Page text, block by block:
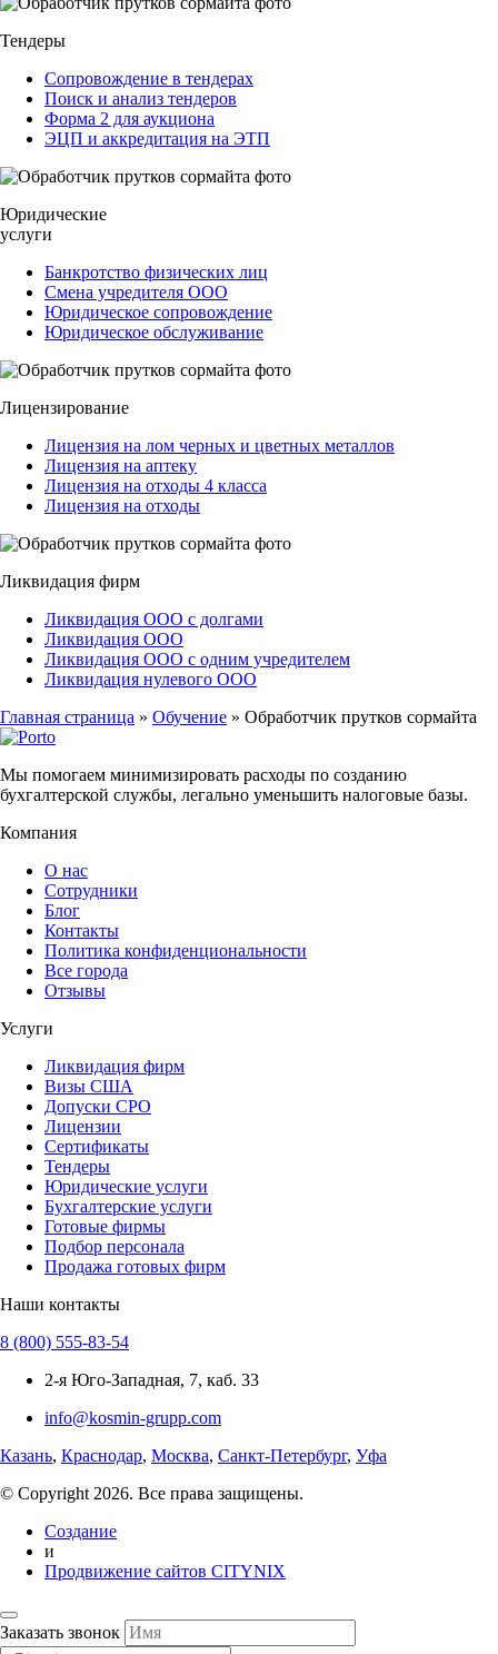
Тендеры
Сопровождение в тендерах
Поиск и анализ тендеров
Форма 2 для аукциона
ЭЦП и аккредитация на ЭТП
Юридические
услуги
Банкротство физических лиц
Смена учредителя ООО
Юридическое сопровождение
Юридическое обслуживание
Лицензирование
Лицензия на лом черных и цветных металлов
Лицензия на аптеку
Лицензия на отходы 4 класса
Лицензия на отходы
Ликвидация фирм
Ликвидация ООО с долгами
Ликвидация ООО
Ликвидация ООО с одним учредителем
Ликвидация нулевого ООО
Главная страница » Обучение » Обработчик прутков сормайта
Мы помогаем минимизировать расходы по созданию
бухгалтерской службы, легально уменьшить налоговые базы.
Компания
О нас
Сотрудники
Блог
Контакты
Политика конфиденциональности
Все города
Отзывы
Услуги
Ликвидация фирм
Визы США
Допуски СРО
Лицензии
Сертификаты
Тендеры
Юридические услуги
Бухгалтерские услуги
Готовые фирмы
Подбор персонала
Продажа готовых фирм
Наши контакты
8 (800) 555-83-54
2-я Юго-Западная, 7, каб. 33
info@kosmin-grupp.com
Казань, Краснодар, Москва, Санкт-Петербург, Уфа
© Copyright 2026. Все права защищены.
Создание
и
Продвижение сайтов CITYNIX
Заказать звонок